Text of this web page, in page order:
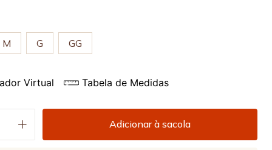
M G GG
Virtual Tabela de Medidas
Adicionar à sacola